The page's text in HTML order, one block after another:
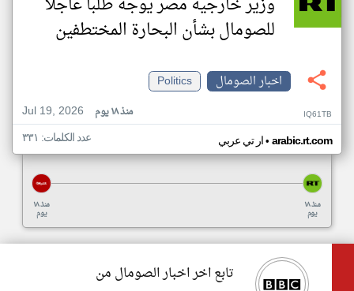
للصومال بشأن البحارة المختطفين
اخبار الصومال
Politics
Jul 19, 2026
منذ ١٨ يوم IQ61TB
ار تي عربي• arabic.rt.com عدد الكلمات: ٣٣١
منذ ١٨
يوم
منذ ١٨
يوم
تابع اخر اخبار الصومال من